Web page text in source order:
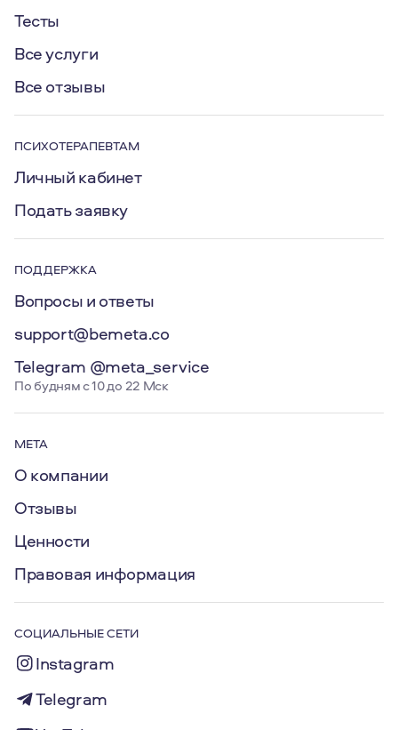
Тесты
Все услуги
Все отзывы
ПСИХОТЕРАПЕВТАМ
Личный кабинет
Подать заявку
ПОДДЕРЖКА
Вопросы и ответы
support@bemeta.co
Telegram @meta_service
По будням с 10 до 22 Мск
МЕТА
О компании
Отзывы
Ценности
Правовая информация
СОЦИАЛЬНЫЕ СЕТИ
Instagram
Telegram